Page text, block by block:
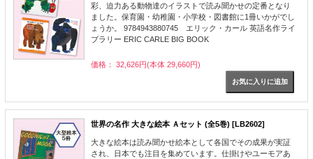
彩、迫力ある動物達のイラストで読み聞かせの定番となり
ました。保育園・幼稚園・小学校・図書館に1冊いかがでし
ょうか。 9784943880745 エリック・カール 英語名作ライ
ブラリー ERIC CARLE BIG BOOK
価格： 32,626円(本体 29,660円)
世界の名作 大きな絵本 Ａセット (全5巻) [LB2602]
大きな絵本は読み聞かせ絵本として各国でその成果が実証
され、日本でも注目を集めています。仕掛けやユーモアあ